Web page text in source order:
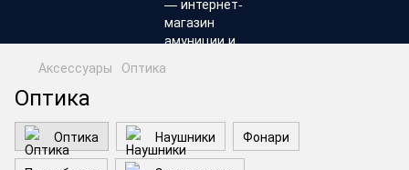
Аксессуары Оптика
Оптика
Оптика Наушники
Фонари